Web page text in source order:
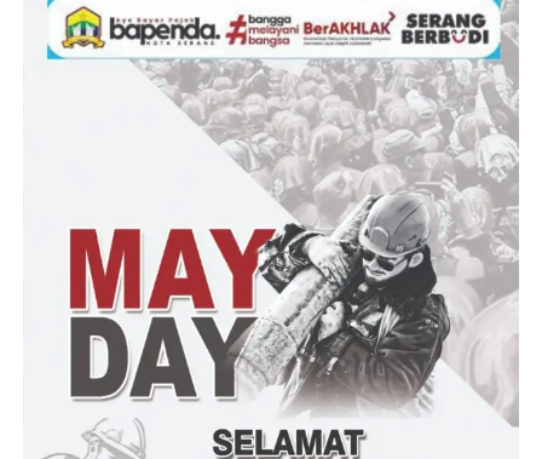
adanya kegiatan ini semua yang hadir mendapatkan pahala dari
Allah SWT, mudah mudahan apa yang kita lakukan merupakan
bagian dari ibadah,” tuturnya
“Untuk melengkapi kebahagiaan saya pada hari ini di
terbitannya buku biografi tentang perjalanan hidup saya dan ini
kenapa saya memberikan buku biografi ini adalah untuk
memotivasi jadi biografi ini bukan untuk kesombongan atau
takabur atas posisi saya pada saat ini dan untuk mengingatkan
siapa diri kita dan saya memberikan buku ini untuk dibaca dan
untuk memotivasi semua bahwa saya lahir di Kampung Bej
Bojonegara Kabupaten Serang dan saya anak yang ke lima dari
pasangan orang tua saya H. Safei Bin Abdul Fajar dengan Hj.
Samhah Binti Halisan,”
“Orang tua saya adalah seorang pedagang kelontongan dan